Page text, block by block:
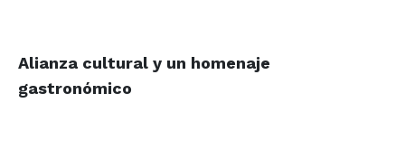
Alianza cultural y un homenaje
gastronómico